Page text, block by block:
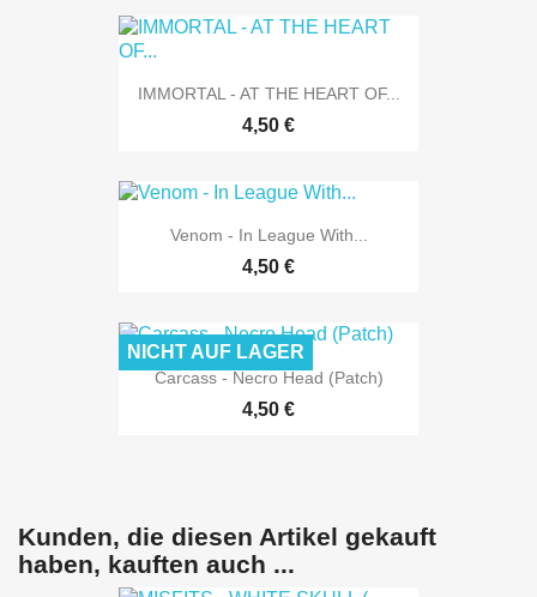
IMMORTAL - AT THE HEART OF...
4,50 €
Venom - In League With...
4,50 €
Carcass - Necro Head (Patch)
4,50 €
NICHT AUF LAGER
Kunden, die diesen Artikel gekauft
haben, kauften auch ...